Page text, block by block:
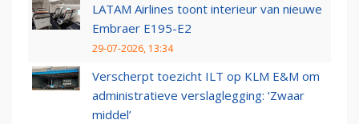
LATAM Airlines toont interieur van nieuwe
Embraer E195-E2
29-07-2026, 13:34
Verscherpt toezicht ILT op KLM E&M om
administratieve verslaglegging: ‘Zwaar
middel’